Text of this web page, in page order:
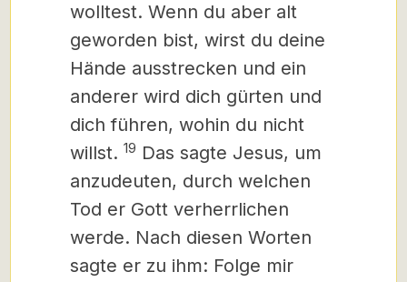
wolltest. Wenn du aber alt
geworden bist, wirst du deine
Hände ausstrecken und ein
anderer wird dich gürten und
dich führen, wohin du nicht
willst. 19 Das sagte Jesus, um
anzudeuten, durch welchen
Tod er Gott verherrlichen
werde. Nach diesen Worten
sagte er zu ihm: Folge mir